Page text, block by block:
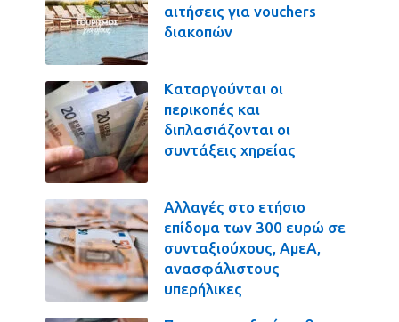
αιτήσεις για vouchers
διακοπών
Καταργούνται οι
περικοπές και
διπλασιάζονται οι
συντάξεις χηρείας
Αλλαγές στο ετήσιο
επίδομα των 300 ευρώ σε
συνταξιούχους, ΑμεΑ,
ανασφάλιστους
υπερήλικες